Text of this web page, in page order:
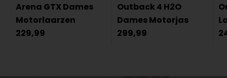
Arena GTX Dames
Motorlaarzen
229,99
Outback 4 H2O
Dames Motorjas
299,99